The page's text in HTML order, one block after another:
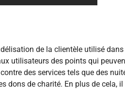
de la clientèle utilisé
utilisateurs des points qui
des services tels que des
dons de charité. En plus de cela,